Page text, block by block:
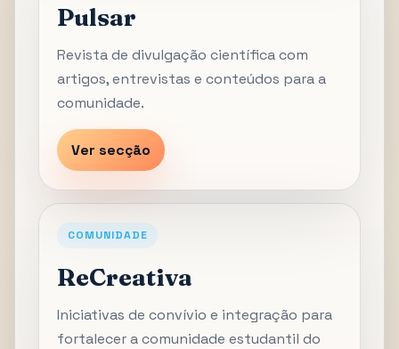
Pulsar
Revista de divulgação científica com
artigos, entrevistas e conteúdos para a
comunidade.
Ver secção
COMUNIDADE
ReCreativa
Iniciativas de convívio e integração para
fortalecer a comunidade estudantil do